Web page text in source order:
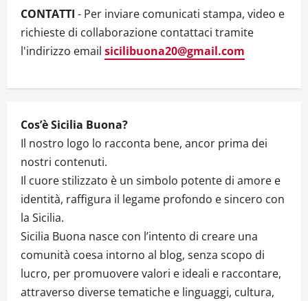
CONTATTI - Per inviare comunicati stampa, video e
richieste di collaborazione contattaci tramite
l'indirizzo email sicilibuona20@gmail.com
Cos’è Sicilia Buona?
Il nostro logo lo racconta bene, ancor prima dei
nostri contenuti.
Il cuore stilizzato è un simbolo potente di amore e
identità, raffigura il legame profondo e sincero con
la Sicilia.
Sicilia Buona nasce con l’intento di creare una
comunità coesa intorno al blog, senza scopo di
lucro, per promuovere valori e ideali e raccontare,
attraverso diverse tematiche e linguaggi, cultura,